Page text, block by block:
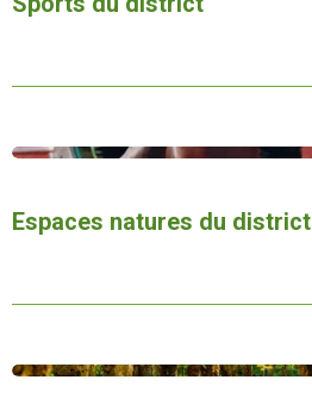
Espaces natures du district